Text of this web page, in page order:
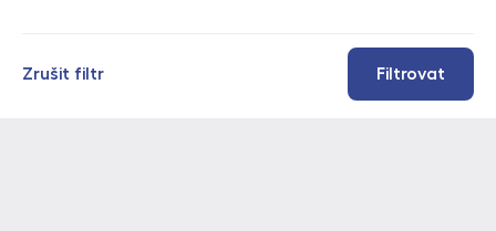
Filtrovat
Zrušit filtr